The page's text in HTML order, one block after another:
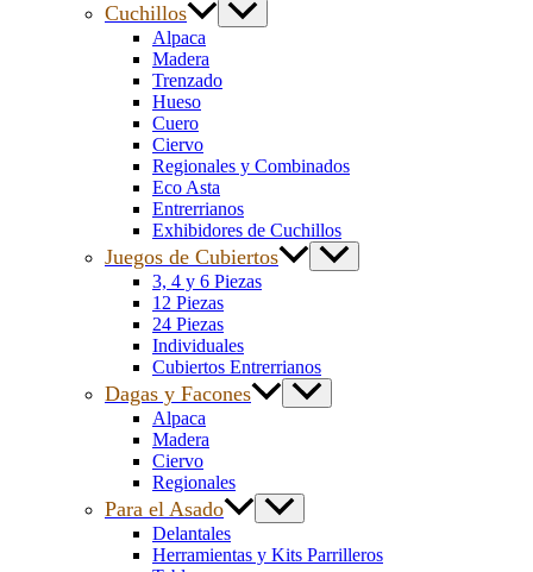
Cuchillos
Alpaca
Madera
Trenzado
Hueso
Cuero
Ciervo
Regionales y Combinados
Eco Asta
Entrerrianos
Exhibidores de Cuchillos
Juegos de Cubiertos
3, 4 y 6 Piezas
12 Piezas
24 Piezas
Individuales
Cubiertos Entrerrianos
Dagas y Facones
Alpaca
Madera
Ciervo
Regionales
Para el Asado
Delantales
Herramientas y Kits Parrilleros